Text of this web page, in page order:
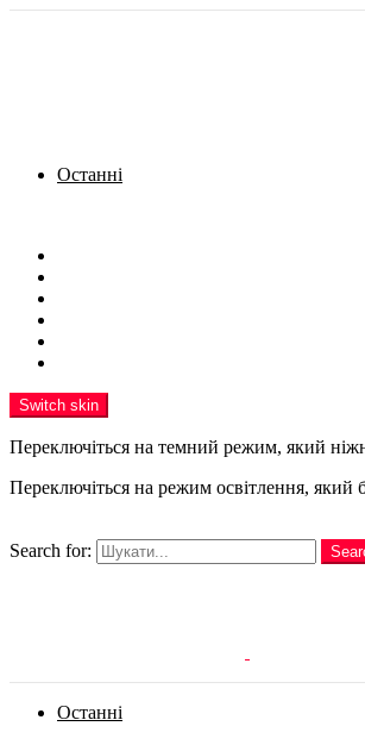
Останні
Switch skin
Переключіться на темний режим, який
Переключіться на режим освітлення,
Search for:
Останні